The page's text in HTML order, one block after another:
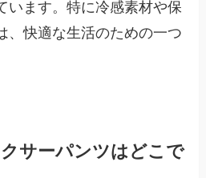
います。特に冷感素材や保
、快適な生活のための一つ
サーパンツはどこで